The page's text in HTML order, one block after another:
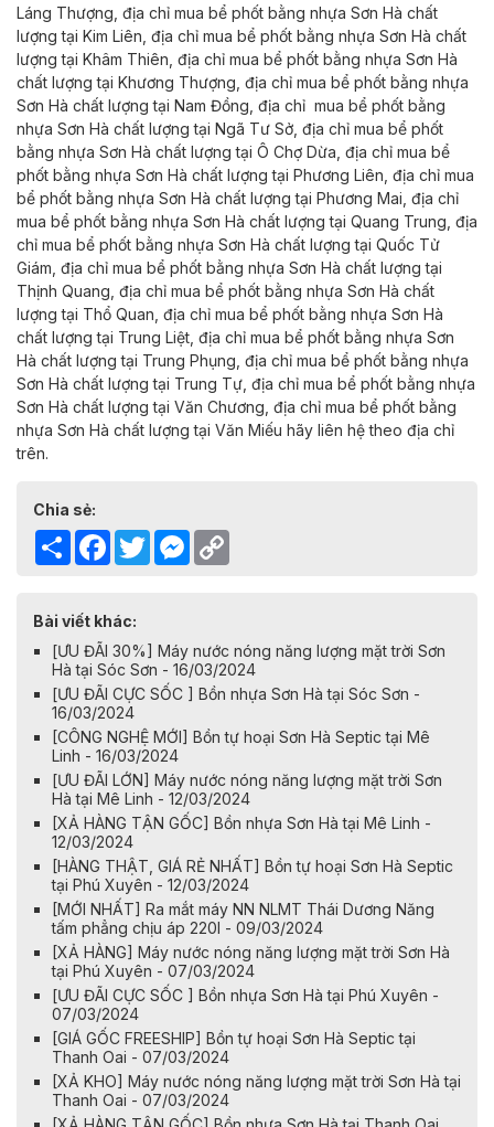
Láng Thượng, địa chỉ mua bể phốt bằng nhựa Sơn Hà chất
lượng tại Kim Liên, địa chỉ mua bể phốt bằng nhựa Sơn Hà chất
lượng tại Khâm Thiên, địa chỉ mua bể phốt bằng nhựa Sơn Hà
chất lượng tại Khương Thượng, địa chỉ mua bể phốt bằng nhựa
Sơn Hà chất lượng tại Nam Đồng, địa chỉ mua bể phốt bằng
nhựa Sơn Hà chất lượng tại Ngã Tư Sở, địa chỉ mua bể phốt
bằng nhựa Sơn Hà chất lượng tại Ô Chợ Dừa, địa chỉ mua bể
phốt bằng nhựa Sơn Hà chất lượng tại Phương Liên, địa chỉ mua
bể phốt bằng nhựa Sơn Hà chất lượng tại Phương Mai, địa chỉ
mua bể phốt bằng nhựa Sơn Hà chất lượng tại Quang Trung, địa
chỉ mua bể phốt bằng nhựa Sơn Hà chất lượng tại Quốc Tử
Giám, địa chỉ mua bể phốt bằng nhựa Sơn Hà chất lượng tại
Thịnh Quang, địa chỉ mua bể phốt bằng nhựa Sơn Hà chất
lượng tại Thổ Quan, địa chỉ mua bể phốt bằng nhựa Sơn Hà
chất lượng tại Trung Liệt, địa chỉ mua bể phốt bằng nhựa Sơn
Hà chất lượng tại Trung Phụng, địa chỉ mua bể phốt bằng nhựa
Sơn Hà chất lượng tại Trung Tự, địa chỉ mua bể phốt bằng nhựa
Sơn Hà chất lượng tại Văn Chương, địa chỉ mua bể phốt bằng
nhựa Sơn Hà chất lượng tại Văn Miếu hãy liên hệ theo địa chỉ
trên.
Chia sẻ:
Share Facebook
TwitterMessenger
Bài viết khác:
[ƯU ĐÃI 30%] Máy nước nóng năng lượng mặt trời Sơn
Hà tại Sóc Sơn - 16/03/2024
[ƯU ĐÃI CỰC SỐC ] Bồn nhựa Sơn Hà tại Sóc Sơn -
16/03/2024
[CÔNG NGHỆ MỚI] Bồn tự hoại Sơn Hà Septic tại Mê
Linh - 16/03/2024
[ƯU ĐÃI LỚN] Máy nước nóng năng lượng mặt trời Sơn
Hà tại Mê Linh - 12/03/2024
[XẢ HÀNG TẬN GỐC] Bồn nhựa Sơn Hà tại Mê Linh -
12/03/2024
[HÀNG THẬT, GIÁ RẺ NHẤT] Bồn tự hoại Sơn Hà Septic
tại Phú Xuyên - 12/03/2024
[MỚI NHẤT] Ra mắt máy NN NLMT Thái Dương Năng
tấm phẳng chịu áp 220l - 09/03/2024
[XẢ HÀNG] Máy nước nóng năng lượng mặt trời Sơn Hà
tại Phú Xuyên - 07/03/2024
[ƯU ĐÃI CỰC SỐC ] Bồn nhựa Sơn Hà tại Phú Xuyên -
07/03/2024
[GIÁ GỐC FREESHIP] Bồn tự hoại Sơn Hà Septic tại
Thanh Oai - 07/03/2024
[XẢ KHO] Máy nước nóng năng lượng mặt trời Sơn Hà tại
Thanh Oai - 07/03/2024